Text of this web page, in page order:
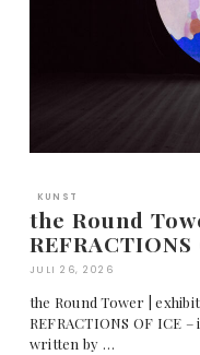
KUNST
the Round
JULI 26, 2026
the Round Tower |
REFRACTIONS OF ICE
written by …